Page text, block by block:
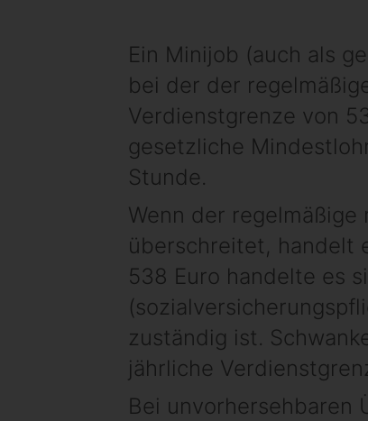
Ein Minijob (auch als
bei der der
Verdienstgrenze von
gesetzliche
Stunde.
Wenn der
überschreitet, handelt
538 Euro handelte es
zuständig ist.
jährliche
Bei unvorhersehbaren